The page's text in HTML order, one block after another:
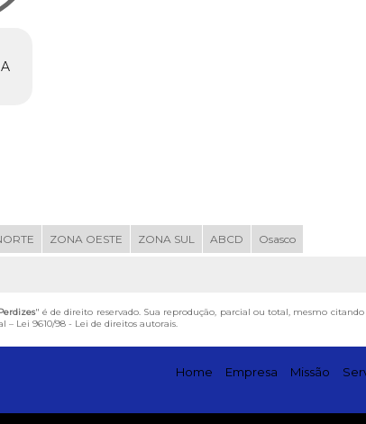
ZONA OESTE ZONA SUL ABCD Osasco
" é de direito reservado. Sua reprodução, parcial ou total, mesmo
– Lei 9610/98 - Lei de direitos autorais.
Home Empresa Missão